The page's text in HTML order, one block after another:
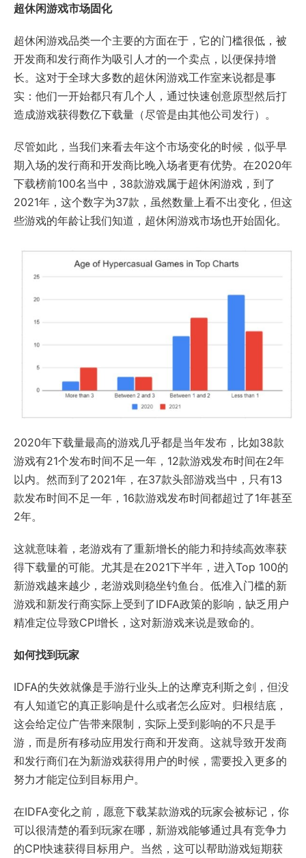
超休闲游戏市场固化
超休闲游戏品类一个主要的方面在于，它的门槛很低，被
开发商和发行商作为吸引人才的一个卖点，以便保持增
长。这对于全球大多数的超休闲游戏工作室来说都是事
实：他们一开始都只有几个人，通过快速创意原型然后打
造成游戏获得数亿下载量（尽管是由其他公司发行）。
尽管如此，当我们来看去年这个市场变化的时候，似乎早
期入场的发行商和开发商比晚入场者更有优势。在2020年
下载榜前100名当中，38款游戏属于超休闲游戏，到了
2021年，这个数字为37款，虽然数量上看不出变化，但这
些游戏的年龄让我们知道，超休闲游戏市场也开始固化。
2020年下载量最高的游戏几乎都是当年发布，比如38款
游戏有21个发布时间不足一年，12款游戏发布时间在2年
以内。然而到了2021年，在37款头部游戏当中，只有13
款发布时间不足一年，16款游戏发布时间都超过了1年甚至
2年。
这就意味着，老游戏有了重新增长的能力和持续高效率获
得下载量的可能。尤其是在2021下半年，进入Top 100的
新游戏越来越少，老游戏则稳坐钓鱼台。低准入门槛的新
游戏和新发行商实际上受到了IDFA政策的影响，缺乏用户
精准定位导致CPI增长，这对新游戏来说是致命的。
如何找到玩家
IDFA的失效就像是手游行业头上的达摩克利斯之剑，但没
有人知道它的真正影响是什么或者怎么应对。归根结底，
这会给定位广告带来限制，实际上受到影响的不只是手
游，而是所有移动应用发行商和开发商。这就导致开发商
和发行商们在为新游戏获得用户的时候，需要投入更多的
努力才能定位到目标用户。
在IDFA变化之前，愿意下载某款游戏的玩家会被标记，你
可以很清楚的看到玩家在哪，新游戏能够通过具有竞争力
的CPI快速获得目标用户。当然，这可以帮助游戏短期获